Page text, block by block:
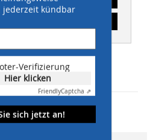
jederzeit kündbar
Verifizierung
Hier klicken
FriendlyCaptcha ⇗
sich jetzt an!
Artikel: